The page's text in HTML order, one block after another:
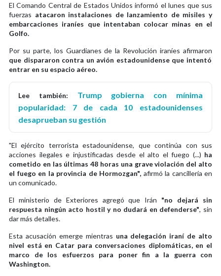
El Comando Central de Estados Unidos informó el lunes que sus
fuerzas atacaron instalaciones de lanzamiento de misiles y
embarcaciones iraníes que intentaban colocar minas en el
Golfo.
Por su parte, los Guardianes de la Revolución iraníes afirmaron
que dispararon contra un avión estadounidense que intentó
entrar en su espacio aéreo.
Lee también: Trump gobierna con mínima
popularidad: 7 de cada 10 estadounidenses
desaprueban su gestión
"El ejército terrorista estadounidense, que continúa con sus
acciones ilegales e injustificadas desde el alto el fuego (...) ha
cometido en las últimas 48 horas una grave violación del alto
el fuego en la provincia de Hormozgan", afirmó la cancillería en
un comunicado.
El ministerio de Exteriores agregó que Irán "no dejará sin
respuesta ningún acto hostil y no dudará en defenderse", sin
dar más detalles.
Esta acusación emerge mientras una delegación iraní de alto
nivel está en Catar para conversaciones diplomáticas, en el
marco de los esfuerzos para poner fin a la guerra con
Washington.